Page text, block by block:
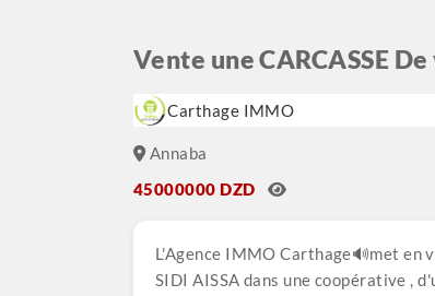
Vente une CARCASSE
Carthage IMMO
Annaba
45000000 DZD
L'Agence IMMO Carthage🔊met en
SIDI AISSA dans une coopérative ,